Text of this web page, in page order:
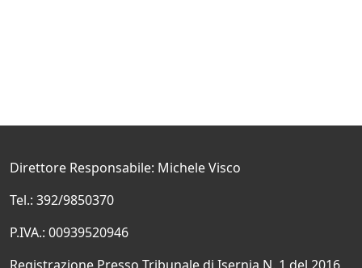
Direttore Responsabile: Michele Visco
Tel.: 392/9850370
P.IVA.: 00939520946